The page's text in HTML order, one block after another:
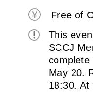
Free of
This
SCCJ
complete
May 20.
18:30. At